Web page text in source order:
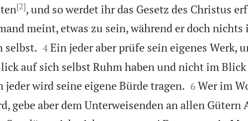
[2], und so werdet ihr das Gesetz des Christus
meint, etwas zu sein, während er doch nichts
selbst.
4 Ein jeder aber prüfe sein eigenes Werk,
auf sich selbst Ruhm haben und nicht im
jeder wird seine eigene Bürde tragen.
6 Wer im
gebe aber dem Unterweisenden an allen Gütern